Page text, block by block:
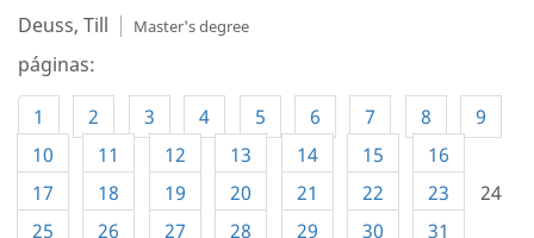
Deuss, Till Master's degree
páginas:
1
2 3 4 5 6 7 8
9
10
11 12 13 14 15
16
17
18 19 20 21 22 23
24
25
26 27 28 29 30 31